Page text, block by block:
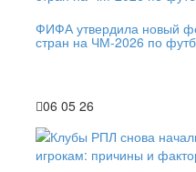
ФИФА утвердила новый
стран на ЧМ-2026 по
06 05 26